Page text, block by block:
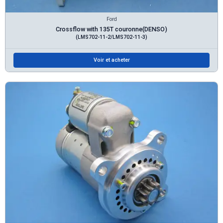
Ford
Crossflow with 135T couronne(DENSO)
(LMS702-11-2/LMS702-11-3)
Voir et acheter